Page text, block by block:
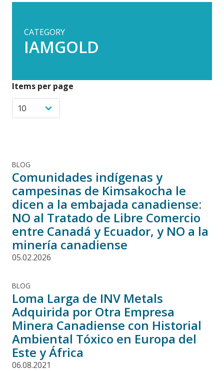
CATEGORY
IAMGOLD
Items per page
BLOG
Comunidades indígenas y
campesinas de Kimsakocha le
dicen a la embajada canadiense:
NO al Tratado de Libre Comercio
entre Canadá y Ecuador, y NO a la
minería canadiense
05.02.2026
BLOG
Loma Larga de INV Metals
Adquirida por Otra Empresa
Minera Canadiense con Historial
Ambiental Tóxico en Europa del
Este y África
06.08.2021